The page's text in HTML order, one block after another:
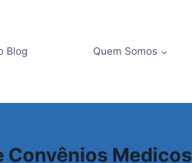
Blog Quem Somos
Convênios Medicos